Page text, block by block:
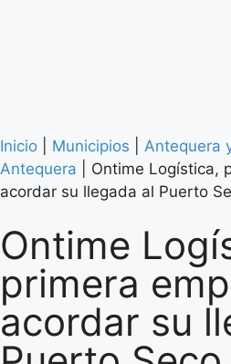
Inicio Municipios Antequera
Antequera
Ontime Logística,
acordar su llegada al Puerto
Ontime
primera
acordar su